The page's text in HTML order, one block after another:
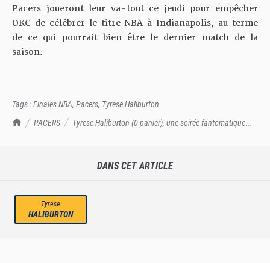
TrashTalk Actu NBA
PACERS
Tyrese Haliburton (0 panier), une soirée fantomatique
Pacers joueront leur va-tout ce jeudi pour empêcher
OKC de célébrer le titre NBA à Indianapolis, au terme
de ce qui pourrait bien être le dernier match de la
saison.
Tags :Finales NBA, Pacers, Tyrese Haliburton
DANS CET ARTICLE
Tyrese
HALIBURTON